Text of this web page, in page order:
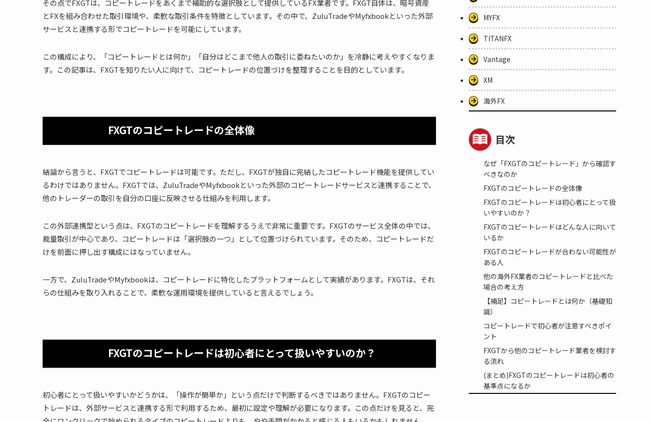
その点でFXGTは、コピートレードをあくまで補助的な選択肢として提供しているFX業者です。FXGT自体は、暗号資産
とFXを組み合わせた取引環境や、柔軟な取引条件を特徴としています。その中で、ZuluTradeやMyfxbookといった外部
サービスと連携する形でコピートレードを可能にしています。
この構成により、「コピートレードとは何か」「自分はどこまで他人の取引に委ねたいのか」を冷静に考えやすくなりま
す。この記事は、FXGTを知りたい人に向けて、コピートレードの位置づけを整理することを目的としています。
FXGTのコピートレードの全体像
結論から言うと、FXGTでコピートレードは可能です。ただし、FXGTが独自に完結したコピートレード機能を提供してい
るわけではありません。FXGTでは、ZuluTradeやMyfxbookといった外部のコピートレードサービスと連携することで、
他のトレーダーの取引を自分の口座に反映させる仕組みを利用します。
この外部連携型という点は、FXGTのコピートレードを理解するうえで非常に重要です。FXGTのサービス全体の中では、
裁量取引が中心であり、コピートレードは「選択肢の一つ」として位置づけられています。そのため、コピートレードだ
けを前面に押し出す構成にはなっていません。
一方で、ZuluTradeやMyfxbookは、コピートレードに特化したプラットフォームとして実績があります。FXGTは、それ
らの仕組みを取り入れることで、柔軟な運用環境を提供していると言えるでしょう。
FXGTのコピートレードは初心者にとって扱いやすいのか？
初心者にとって扱いやすいかどうかは、「操作が簡単か」という点だけで判断するべきではありません。FXGTのコピー
トレードは、外部サービスと連携する形で利用するため、最初に設定や理解が必要になります。この点だけを見ると、完
MYFX
TITANFX
Vantage
XM
海外FX
目次
なぜ「FXGTのコピートレード」から確認す
べきなのか
FXGTのコピートレードの全体像
FXGTのコピートレードは初心者にとって扱
いやすいのか？
FXGTのコピートレードはどんな人に向いて
いるか
FXGTのコピートレードが合わない可能性が
ある人
他の海外FX業者のコピートレードと比べた
場合の考え方
【補足】コピートレードとは何か（基礎知
識）
コピートレードで初心者が注意すべきポイ
ント
FXGTから他のコピートレード業者を検討す
る流れ
(まとめ)FXGTのコピートレードは初心者の
基準点になるか